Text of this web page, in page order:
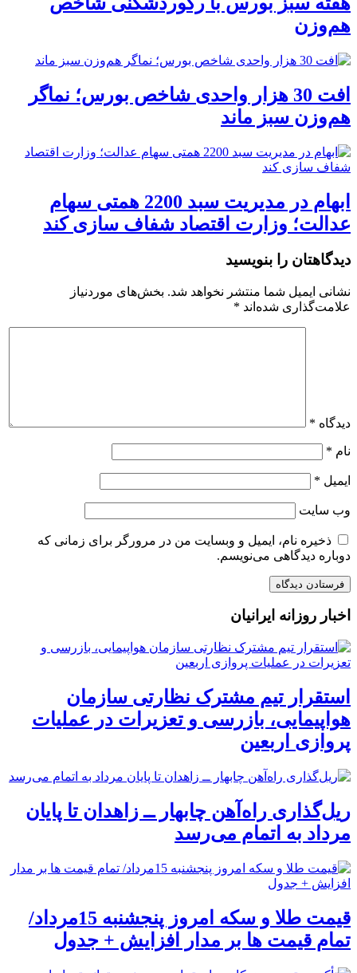
هم‌وزن
افت 30 هزار واحدی شاخص بورس؛ نماگر
هم‌وزن سبز ماند
ابهام در مدیریت سبد 2200 همتی سهام
عدالت؛ وزارت اقتصاد شفاف سازی کند
دیدگاهتان را بنویسید
نشانی ایمیل شما منتشر نخواهد شد. بخش‌های موردنیاز
علامت‌گذاری شده‌اند *
دیدگاه *
نام *
ایمیل *
وب‌ سایت
ذخیره نام، ایمیل و وبسایت من در مرورگر برای زمانی که
دوباره دیدگاهی می‌نویسم.
اخبار روزانه ایرانیان
استقرار تیم مشترک نظارتی سازمان
هواپیمایی، بازرسی و تعزیرات در عملیات
پروازی اربعین
ریل‌گذاری راه‌آهن چابهار ــ زاهدان تا پایان
مرداد به اتمام می‌رسد
قیمت طلا و سکه امروز پنجشنبه 15مرداد/
تمام قیمت ها بر مدار افزایش + جدول